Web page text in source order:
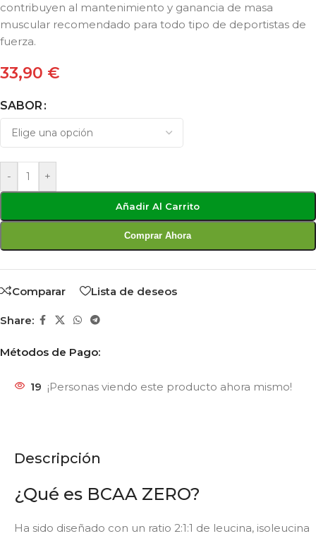
contribuyen al mantenimiento y ganancia de masa
muscular recomendado para todo tipo de deportistas de
fuerza.
33,90 €
SABOR
- +
Añadir Al Carrito
Comprar Ahora
Comparar Lista de deseos
Share:
Métodos de Pago:
19 ¡Personas viendo este producto ahora mismo!
Descripción
¿Qué es BCAA ZERO?
Ha sido diseñado con un ratio 2:1:1 de leucina, isoleucina